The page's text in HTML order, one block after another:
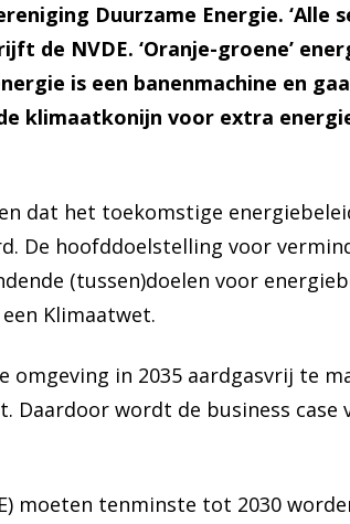
Duurzame Energie. ‘Alle
de NVDE. ‘Oranje-groene’
is een banenmachine en
klimaatkonijn voor extra
dat het toekomstige
De hoofddoelstelling voor
(tussen)doelen voor
Klimaatwet.
omgeving in 2035 aardgasvrij te
Daardoor wordt de business case
moeten tenminste tot 2030